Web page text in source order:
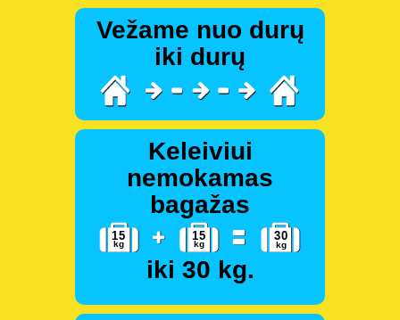
Vežame nuo durų
iki durų
Keleiviui
nemokamas
bagažas
iki 30 kg.